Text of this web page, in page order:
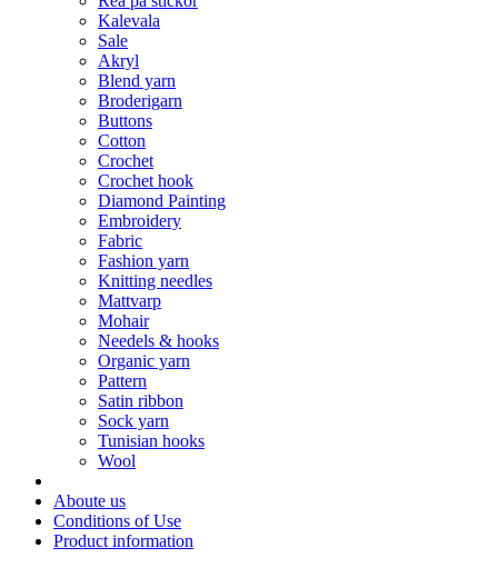
Kalevala
Sale
Akryl
Blend yarn
Broderigarn
Buttons
Cotton
Crochet
Crochet hook
Diamond Painting
Embroidery
Fabric
Fashion yarn
Knitting needles
Mattvarp
Mohair
Needels & hooks
Organic yarn
Pattern
Satin ribbon
Sock yarn
Tunisian hooks
Wool
Aboute us
Conditions of Use
Product information